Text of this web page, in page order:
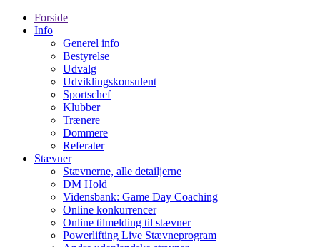
Forside
Info
Generel info
Bestyrelse
Udvalg
Udviklingskonsulent
Sportschef
Klubber
Trænere
Dommere
Referater
Stævner
Stævnerne, alle detailjerne
DM Hold
Vidensbank: Game Day Coaching
Online konkurrencer
Online tilmelding til stævner
Powerlifting Live Stævneprogram